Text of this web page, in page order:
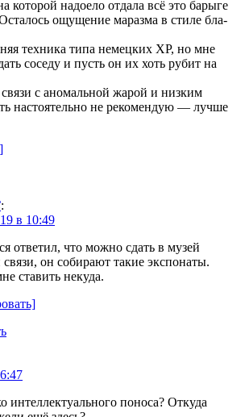
которой надоело отдала всё это барыге
ощущение маразма в стиле бла-
техника типа немецких ХР, но мне
соседу и пусть он их хоть рубит на
с аномальной жарой и низким
настоятельно не рекомендую — лучше
:
в 10:49
ответил, что можно сдать в музей
он собирают такие экспонаты.
ставить некуда.
интеллектуального поноса? Откуда